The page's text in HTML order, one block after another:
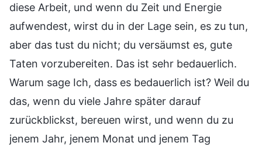
diese Arbeit, und wenn du Zeit und Energie
aufwendest, wirst du in der Lage sein, es zu tun,
aber das tust du nicht; du versäumst es, gute
Taten vorzubereiten. Das ist sehr bedauerlich.
Warum sage Ich, dass es bedauerlich ist? Weil du
das, wenn du viele Jahre später darauf
zurückblickst, bereuen wirst, und wenn du zu
jenem Jahr, jenem Monat und jenem Tag